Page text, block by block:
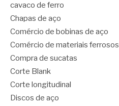
cavaco de ferro
Chapas de aço
Comércio de bobinas de aço
Comércio de materiais ferrosos
Compra de sucatas
Corte Blank
Corte longitudinal
Discos de aço